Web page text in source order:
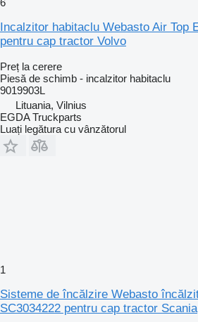
Incalzitor habitaclu Webasto Air Top
pentru cap tractor Volvo
Preț la cerere
Piesă de schimb - incalzitor habitaclu
9019903L
Lituania, Vilnius
EGDA Truckparts
Luați legătura cu vânzătorul
1
Sisteme de încălzire Webasto
SC3034222 pentru cap tractor Scania